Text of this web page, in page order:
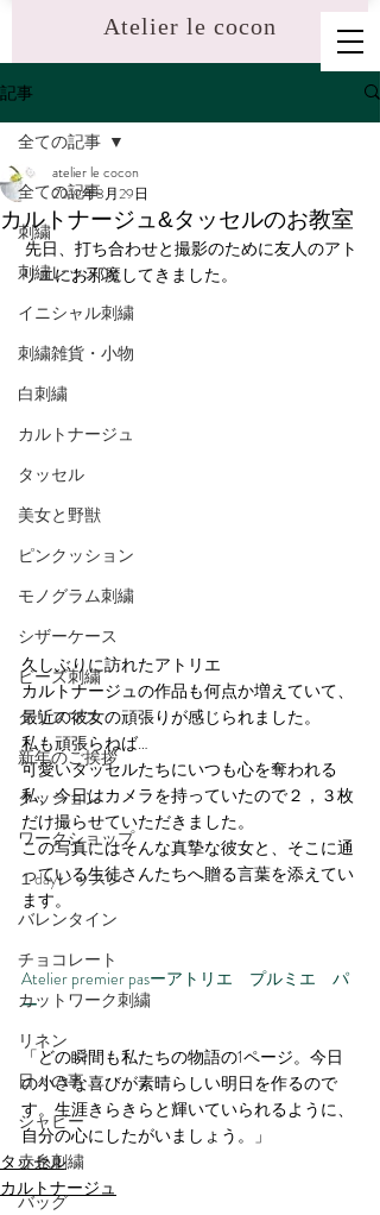
​Atelier le cocon
記事
全ての記事
刺繍
刺繍レッスン
イニシャル刺繍
刺繍雑貨・小物
白刺繍
カルトナージュ
タッセル
美女と野獣
ピンクッション
モノグラム刺繍
シザーケース
ビーズ刺繍
クリスマス
新年のご挨拶
クッション
ワークショップ
１dayレッスン
バレンタイン
チョコレート
カットワーク刺繍
リネン
日々の事
シャビー
赤糸刺繍
バッグ
全ての記事
カルトナージュ&タッセルのお教室
atelier le cocon
2019年3月29日
先日、打ち合わせと撮影のために友人のアト
リエにお邪魔してきました。
久しぶりに訪れたアトリエ
カルトナージュの作品も何点か増えていて、
最近の彼女の頑張りが感じられました。
私も頑張らねば…
可愛いタッセルたちにいつも心を奪われる
私、今日はカメラを持っていたので２，３枚
だけ撮らせていただきました。
この写真にはそんな真摯な彼女と、そこに通
っている生徒さんたちへ贈る言葉を添えてい
ます。
Atelier premier pasーアトリエ　プルミエ　パ
ー
「どの瞬間も私たちの物語の1ページ。今日
の小さな喜びが素晴らしい明日を作るので
す。生涯きらきらと輝いていられるように、
自分の心にしたがいましょう。」
タッセル
カルトナージュ